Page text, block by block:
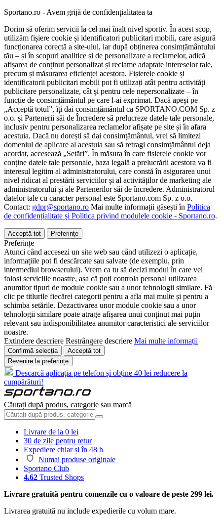
Sportano.ro - Avem grijă de confidențialitatea ta
Dorim să oferim servicii la cel mai înalt nivel sportiv. În acest scop,
utilizăm fișiere cookie și identificatori publicitari mobili, care asigură
funcționarea corectă a site-ului, iar după obținerea consimțământului
tău – și în scopuri analitice și de personalizare a reclamelor, adică
afișarea de conținut personalizat și reclame adaptate intereselor tale,
precum și măsurarea eficienței acestora. Fișierele cookie și
identificatorii publicitari mobili pot fi utilizați atât pentru activități
publicitare personalizate, cât și pentru cele nepersonalizate – în
funcție de consimțământul pe care l-ai exprimat. Dacă apeși pe
„Acceptă totul”, îți dai consimțământul ca SPORTANO.COM Sp. z
o.o. și Partenerii săi de Încredere să prelucreze datele tale personale,
inclusiv pentru personalizarea reclamelor afișate pe site și în afara
acestuia. Dacă nu dorești să dai consimțământul, vrei să limitezi
domeniul de aplicare al acestuia sau să retragi consimțământul deja
acordat, accesează „Setări”. În măsura în care fișierele cookie vor
conține datele tale personale, baza legală a prelucrării acestora va fi
interesul legitim al administratorului, care constă în asigurarea unui
nivel ridicat al prestării serviciilor și al activităților de marketing ale
administratorului și ale Partenerilor săi de încredere. Administratorul
datelor tale cu caracter personal este Sportano.com Sp. z o.o.
Contact: gdpr@sportano.ro Mai multe informații găsești în Politica
de confidențialitate și Politica privind modulele cookie - Sportano.ro.
Acceptă tot Preferințe
Preferințe
Atunci când accesezi un site web sau când utilizezi o aplicație,
informațiile pot fi descărcate sau salvate (de exemplu, prin
intermediul browserului). Vrem ca tu să decizi modul în care vei
folosi serviciile noastre, așa că poți controla personal utilizarea
anumitor tipuri de module cookie sau a unor tehnologii similare. Fă
clic pe titlurile fiecărei categorii pentru a afla mai multe și pentru a
schimba setările. Dezactivarea unor module cookie sau a unor
tehnologii similare poate atrage afișarea unui conținut mai puțin
relevant sau indisponibilitatea anumitor caracteristici ale serviciilor
noastre.
Extindere descriere Restrângere descriere Mai multe informații
Confirmă selecția
Acceptă tot
Revenire la preferințe
Descarcă aplicația pe telefon și obține 40 lei reducere la
cumpărături!
Căutați după produs, categorie sau marcă
Livrare de la 0 lei
30 de zile pentru retur
Expediere chiar și în 48 h
Numai produse originale
Sportano Club
4.62 Trusted Shops
Livrare gratuită pentru comenzile cu o valoare de peste 299 lei.
Livrarea gratuită nu include expedierile cu volum mare.